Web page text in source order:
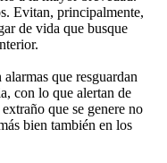
Evitan, principalmente,
de vida que busque
que resguardan
con lo que alertan de
que se genere no
bien también en los